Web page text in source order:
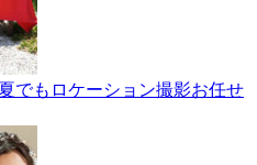
でもロケーション撮影お任せ